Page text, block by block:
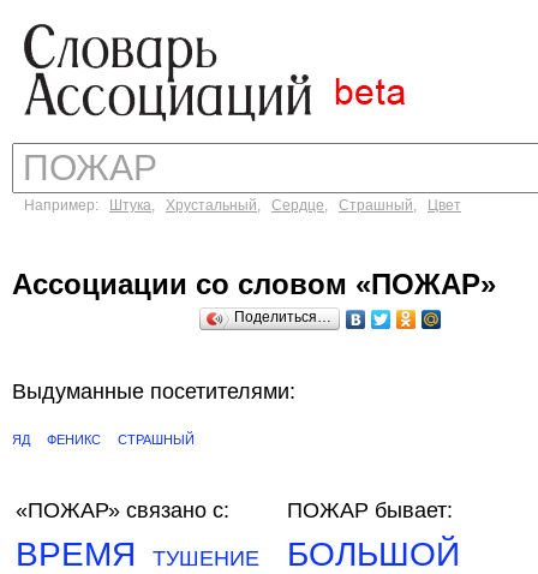
Например: Штука, Хрустальный, Сердце, Страшный, Цвет
Ассоциации со словом «ПОЖАР»
Поделиться…
Выдуманные посетителями:
ЯД ФЕНИКС СТРАШНЫЙ
«ПОЖАР» связано с:
ВРЕМЯ ТУШЕНИЕ
ПОЖАР бывает:
БОЛЬШОЙ